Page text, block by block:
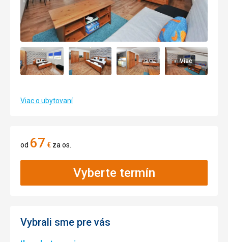
Viac
Viac o ubytovaní
od 67 € za os.
Vyberte termín
Vybrali sme pre vás